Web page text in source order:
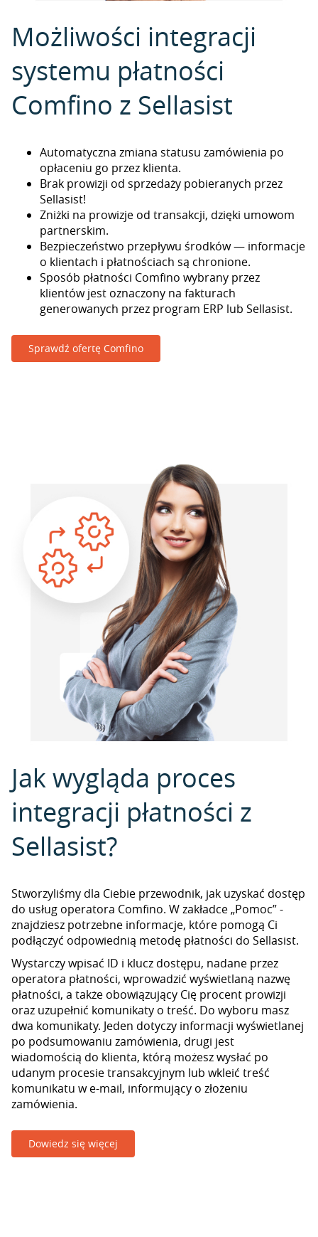
Możliwości integracji
systemu płatności
Comfino z Sellasist
Automatyczna zmiana statusu zamówienia po
opłaceniu go przez klienta.
Brak prowizji od sprzedaży pobieranych przez
Sellasist!
Zniżki na prowizje od transakcji, dzięki umowom
partnerskim.
Bezpieczeństwo przepływu środków — informacje
o klientach i płatnościach są chronione.
Sposób płatności Comfino wybrany przez
klientów jest oznaczony na fakturach
generowanych przez program ERP lub Sellasist.
Sprawdź ofertę Comfino
Jak wygląda proces
integracji płatności z
Sellasist?
Stworzyliśmy dla Ciebie przewodnik, jak uzyskać dostęp
do usług operatora Comfino. W zakładce „Pomoc” -
znajdziesz potrzebne informacje, które pomogą Ci
podłączyć odpowiednią metodę płatności do Sellasist.
Wystarczy wpisać ID i klucz dostępu, nadane przez
operatora płatności, wprowadzić wyświetlaną nazwę
płatności, a także obowiązujący Cię procent prowizji
oraz uzupełnić komunikaty o treść. Do wyboru masz
dwa komunikaty. Jeden dotyczy informacji wyświetlanej
po podsumowaniu zamówienia, drugi jest
wiadomością do klienta, którą możesz wysłać po
udanym procesie transakcyjnym lub wkleić treść
komunikatu w e-mail, informujący o złożeniu
zamówienia.
Dowiedz się więcej